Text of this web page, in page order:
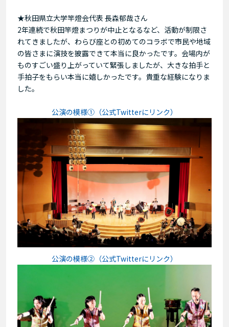
★秋田県立大学竿燈会代表 長森郁哉さん
2年連続で秋田竿燈まつりが中止となるなど、活動が制限さ
れてきましたが、わらび座との初めてのコラボで市民や地域
の皆さまに演技を披露できて本当に良かったです。会場内が
ものすごい盛り上がっていて緊張しましたが、大きな拍手と
手拍子をもらい本当に嬉しかったです。貴重な経験になりま
した。
公演の模様①（公式Twitterにリンク）
公演の模様②（公式Twitterにリンク）